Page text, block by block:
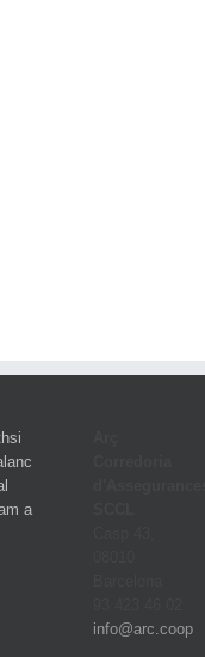
info@arc.coop